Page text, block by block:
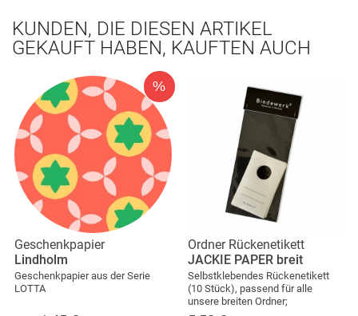
KUNDEN, DIE DIESEN ARTIKEL
GEKAUFT HABEN, KAUFTEN AUCH
Geschenkpapier
Lindholm
Geschenkpapier aus der Serie
LOTTA
%
Ordner Rückenetikett
JACKIE PAPER breit
Selbstklebendes Rückenetikett
(10 Stück), passend für alle
unsere breiten Ordner;